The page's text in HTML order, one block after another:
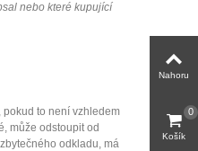
nebo které kupující
to není vzhledem
může odstoupit od
odkladu, má
Nahoru
Košík
0